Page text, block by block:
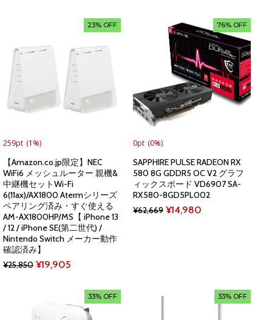
¥93,180.
was:
¥106,980.¥86,979.
23% OFF
259pt (1%)
【Amazon.co.jp限定】NEC
WiFi6 メッシュルーター 親機&
中継機セットWi-Fi
6(11ax)/AX1800 Atermシリーズ
ペアリング済み・すぐ使える
AM-AX1800HP/MS【 iPhone 13
/ 12 / iPhone SE(第二世代) /
Nintendo Switch メーカー動作
確認済み】
¥25,850 Original
¥25,850.
¥19,905Current
¥19,905.
76% OFF
0pt (0%)
SAPPHIRE PULSE RADEON RX
580 8G GDDR5 OC V2 グラフ
ィックスボード VD6907 SA-
RX580-8GD5PL002
¥62,669 Original
¥14,980
33% OFF 33% OFF